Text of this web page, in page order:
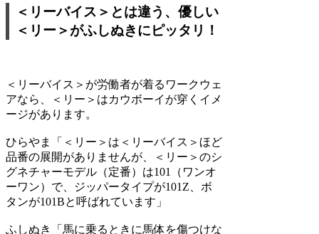
＜リーバイス＞とは違う、優しい
＜リー＞がふしぬきにピッタリ！
＜リーバイス＞が労働者が着るワークウェ
アなら、＜リー＞はカウボーイが穿くイメ
ージがあります。
ひらやま
「＜リー＞は＜リーバイス＞ほど
品番の展開がありませんが、＜リー＞のシ
グネチャーモデル（定番）は101（ワンオ
ーワン）で、ジッパータイプが101Z、ボ
タンが101Bと呼ばれています」
ふしぬき
「馬に乗るときに馬体を傷つけな